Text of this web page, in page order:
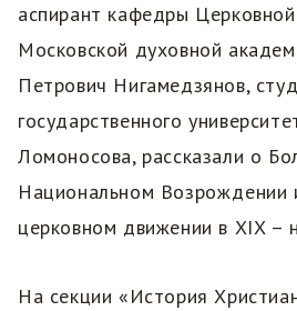
аспирант кафедры
Московской духовной
Петрович Нигамедзянов,
государственного
Ломоносова, рассказали о
Национальном Возрождении
церковном движении в XIX –
На секции «История